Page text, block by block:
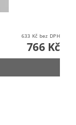
633 Kč bez DPH
766 Kč